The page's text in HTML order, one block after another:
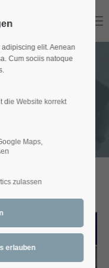
elit. Aenean
Cum sociis natoque
die Website korrekt
Maps,
zulassen